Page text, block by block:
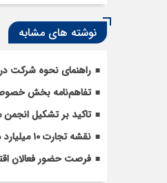
نوشته های مشابه
راهنمای نحوه شرکت در
تفاهم‌نامه بخش
تاکید بر تشکیل انجمن
نقشه تجارت ۱۰‌ میلیارد دلاری با پاکستان
فرصت حضور فعالان